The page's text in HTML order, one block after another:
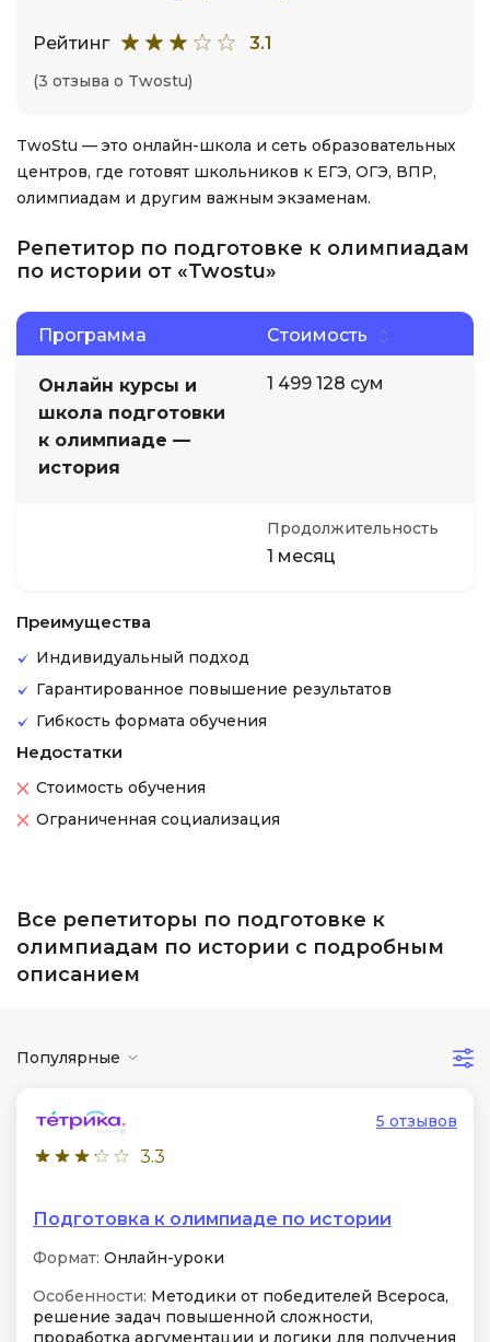
Рейтинг 3.1
(3 отзыва о Twostu)
TwoStu — это онлайн-школа и сеть образовательных
центров, где готовят школьников к ЕГЭ, ОГЭ, ВПР,
олимпиадам и другим важным экзаменам.
Репетитор по подготовке к олимпиадам
по истории от «Twostu»
Программа Стоимость
Онлайн курсы и
школа подготовки
к олимпиаде —
история
1 499 128 сум
Продолжительность
1 месяц
Преимущества
Индивидуальный подход
Гарантированное повышение результатов
Гибкость формата обучения
Недостатки
Стоимость обучения
Ограниченная социализация
Все репетиторы по подготовке к
олимпиадам по истории с подробным
описанием
Популярные
3.3
5 отзывов
Подготовка к олимпиаде по истории
Формат: Онлайн-уроки
Особенности: Методики от победителей Всероса,
решение задач повышенной сложности,
проработка аргументации и логики для получения